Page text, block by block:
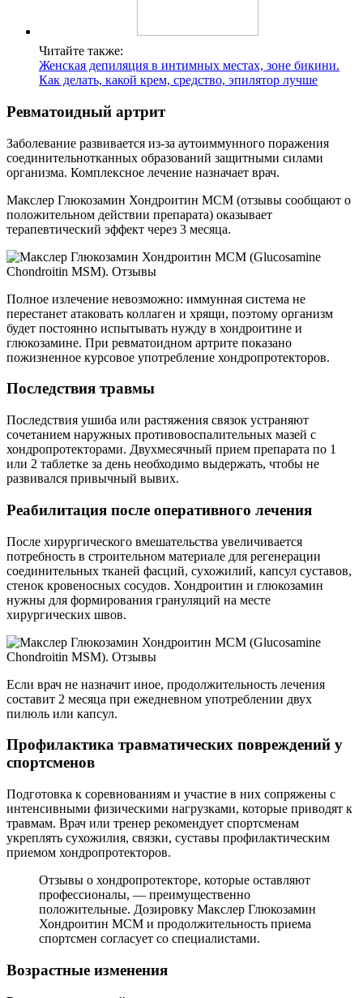
Читайте также:
Женская депиляция в интимных местах, зоне бикини.
Как делать, какой крем, средство, эпилятор лучше
Ревматоидный артрит
Заболевание развивается из-за аутоиммунного поражения
соединительнотканных образований защитными силами
организма. Комплексное лечение назначает врач.
Макслер Глюкозамин Хондроитин МСМ (отзывы сообщают о
положительном действии препарата) оказывает
терапевтический эффект через 3 месяца.
Полное излечение невозможно: иммунная система не
перестанет атаковать коллаген и хрящи, поэтому организм
будет постоянно испытывать нужду в хондроитине и
глюкозамине. При ревматоидном артрите показано
пожизненное курсовое употребление хондропротекторов.
Последствия травмы
Последствия ушиба или растяжения связок устраняют
сочетанием наружных противовоспалительных мазей с
хондропротекторами. Двухмесячный прием препарата по 1
или 2 таблетке за день необходимо выдержать, чтобы не
развивался привычный вывих.
Реабилитация после оперативного лечения
После хирургического вмешательства увеличивается
потребность в строительном материале для регенерации
соединительных тканей фасций, сухожилий, капсул суставов,
стенок кровеносных сосудов. Хондроитин и глюкозамин
нужны для формирования грануляций на месте
хирургических швов.
Если врач не назначит иное, продолжительность лечения
составит 2 месяца при ежедневном употреблении двух
пилюль или капсул.
Профилактика травматических повреждений у
спортсменов
Подготовка к соревнованиям и участие в них сопряжены с
интенсивными физическими нагрузками, которые приводят к
травмам. Врач или тренер рекомендует спортсменам
укреплять сухожилия, связки, суставы профилактическим
приемом хондропротекторов.
Отзывы о хондропротекторе, которые оставляют
профессионалы, — преимущественно
положительные. Дозировку Макслер Глюкозамин
Хондроитин МСМ и продолжительность приема
спортсмен согласует со специалистами.
Возрастные изменения